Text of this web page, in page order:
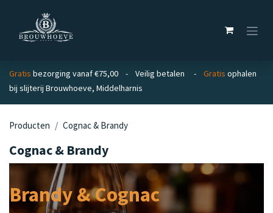
Gratis bezorging vanaf €75,00 - Veilig betalen - Gratis ophalen
bij slijterij Brouwhoeve, Middelharnis
Producten Cognac & Brandy
Cognac & Brandy
Brandy & Cognac